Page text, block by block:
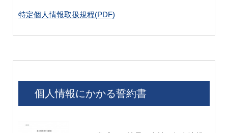
特定個人情報取扱規程(PDF)
個人情報にかかる誓約書